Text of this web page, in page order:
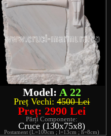
Model: A 22
Preț Vechi:4500 Lei
Preț: 2990 Lei
Părți Componente:
Cruce (130x75x8)
Postament (L=100cm ; l=13cm ; h=8cm)